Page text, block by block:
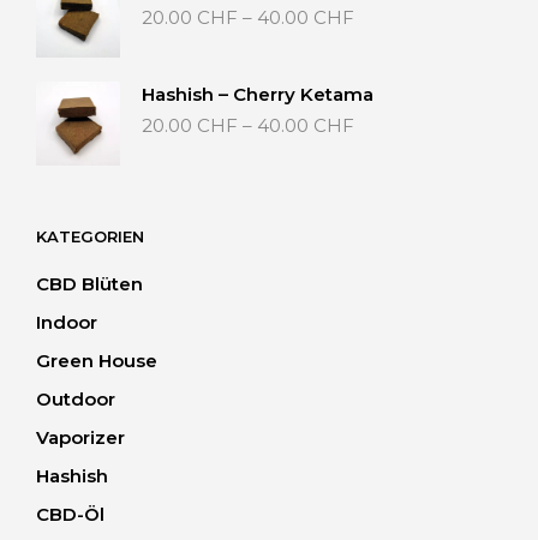
20.00 CHF – 40.00 CHF
Hashish – Cherry Ketama
20.00 CHF – 40.00 CHF
KATEGORIEN
CBD Blüten
Indoor
Green House
Outdoor
Vaporizer
Hashish
CBD-Öl